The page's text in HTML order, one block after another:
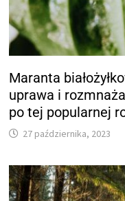
Maranta
uprawa i
po tej popularnej
27 października, 2023